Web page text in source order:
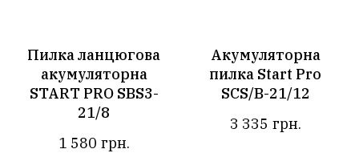
Пилка ланцюгова
акумуляторна
START PRO SBS3-
21/8
1 580 грн.
Акумуляторна
пилка Start Pro
SCS/B-21/12
3 335 грн.